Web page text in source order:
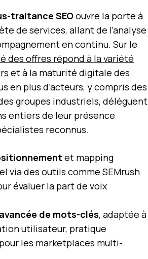
traitance SEOouvre la porte à
de services, allant de l’analyse
en continu. Sur le
des offres répond à la variété
et à la maturité digitale des
en plus d’acteurs, y compris des
groupes industriels, délèguent
entiers de leur présence
reconnus.
et mapping
via des outils comme SEMrush
évaluer la part de voix
de mots-clés, adaptée à
utilisateur, pratique
les marketplaces multi-